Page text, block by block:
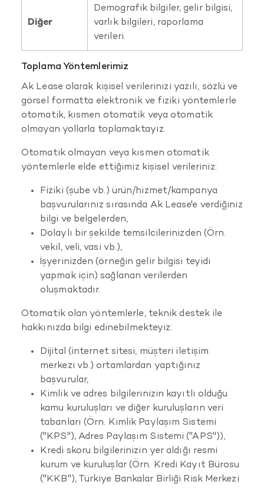
Diğer
Demografik bilgiler, gelir bilgisi,
varlık bilgileri, raporlama
verileri.
Toplama Yöntemlerimiz
Ak Lease olarak kişisel verilerinizi yazılı, sözlü ve
görsel formatta elektronik ve fiziki yöntemlerle
otomatik, kısmen otomatik veya otomatik
olmayan yollarla toplamaktayız.
Otomatik olmayan veya kısmen otomatik
yöntemlerle elde ettiğimiz kişisel verileriniz:
Fiziki (şube vb.) ürün/hizmet/kampanya
başvurularınız sırasında Ak Lease'e verdiğiniz
bilgi ve belgelerden,
Dolaylı bir şekilde temsilcilerinizden (Örn.
vekil, veli, vasi vb.),
İşyerinizden (örneğin gelir bilgisi teyidi
yapmak için) sağlanan verilerden
oluşmaktadır.
Otomatik olan yöntemlerle, teknik destek ile
hakkınızda bilgi edinebilmekteyiz:
Dijital (internet sitesi, müşteri iletişim
merkezi vb.) ortamlardan yaptığınız
başvurular,
Kimlik ve adres bilgilerinizin kayıtlı olduğu
kamu kuruluşları ve diğer kuruluşların veri
tabanları (Örn. Kimlik Paylaşım Sistemi
("KPS"), Adres Paylaşım Sistemi ("APS")),
Kredi skoru bilgilerinizin yer aldığı resmi
kurum ve kuruluşlar (Örn. Kredi Kayıt Bürosu
("KKB"), Türkiye Bankalar Birliği Risk Merkezi